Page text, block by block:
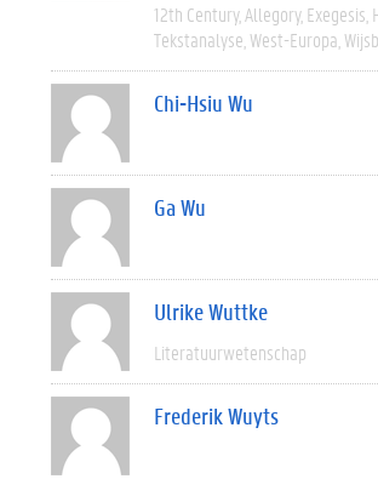
12th Century Allegory Exegesis
Tekstanalyse West-Europa
Chi-Hsiu Wu
Ga Wu
Ulrike Wuttke
Literatuurwetenschap
Frederik Wuyts